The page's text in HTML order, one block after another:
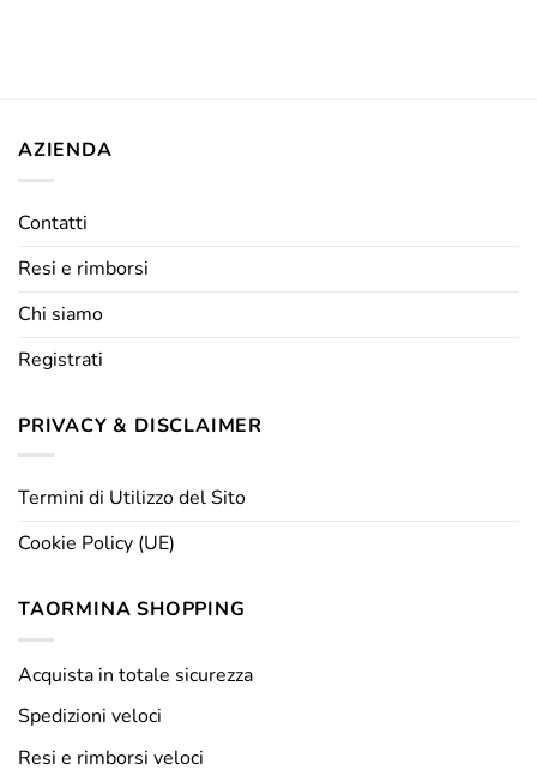
AZIENDA
Contatti
Resi e rimborsi
Chi siamo
Registrati
PRIVACY & DISCLAIMER
Termini di Utilizzo del Sito
Cookie Policy (UE)
TAORMINA SHOPPING
Acquista in totale sicurezza
Spedizioni veloci
Resi e rimborsi veloci